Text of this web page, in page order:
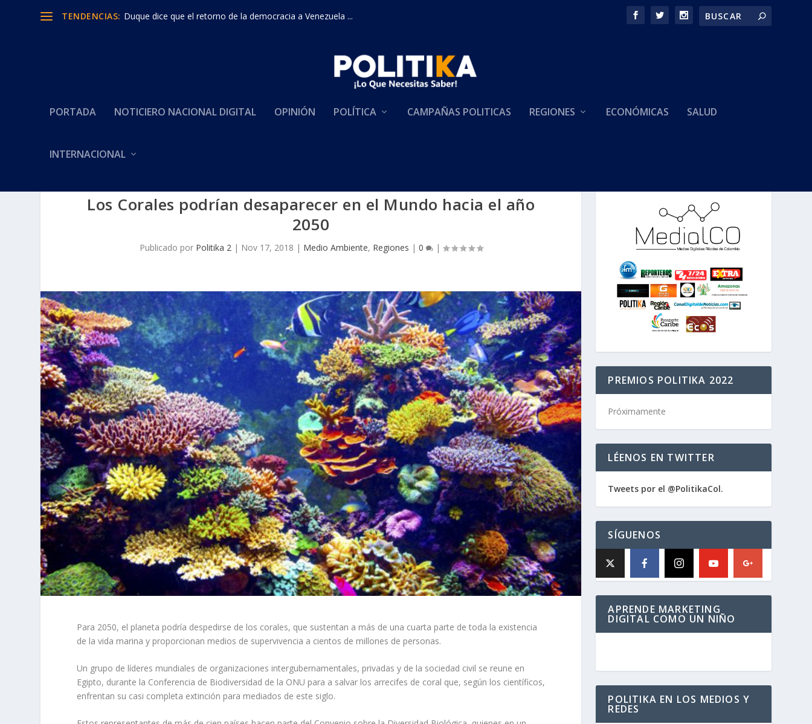
TENDENCIAS: Duque dice que el retorno de la democracia a Venezuela ...
PORTADA NOTICIERO NACIONAL DIGITAL OPINIÓN POLÍTICA CAMPAÑAS POLITICAS REGIONES ECONÓMICAS SALUD
INTERNACIONAL
Los Corales podrían desaparecer en el Mundo hacia el año
2050
Publicado por Politika 2| Nov 17, 2018 | Medio Ambiente, Regiones | 0 |
Para 2050, el planeta podría despedirse de los corales, que sustentan a más de una cuarta parte de toda la existencia
de la vida marina y proporcionan medios de supervivencia a cientos de millones de personas.
Un grupo de líderes mundiales de organizaciones intergubernamentales, privadas y de la sociedad civil se reune en
Egipto, durante la Conferencia de Biodiversidad de la ONU para a salvar los arrecifes de coral que, según los científicos,
enfrentan su casi completa extinción para mediados de este siglo.
PREMIOS POLITIKA 2022
Próximamente
LÉENOS EN TWITTER
Tweets por el @PolitikaCol.
SÍGUENOS
APRENDE MARKETING
DIGITAL COMO UN NIÑO
POLITIKA EN LOS MEDIOS Y
REDES